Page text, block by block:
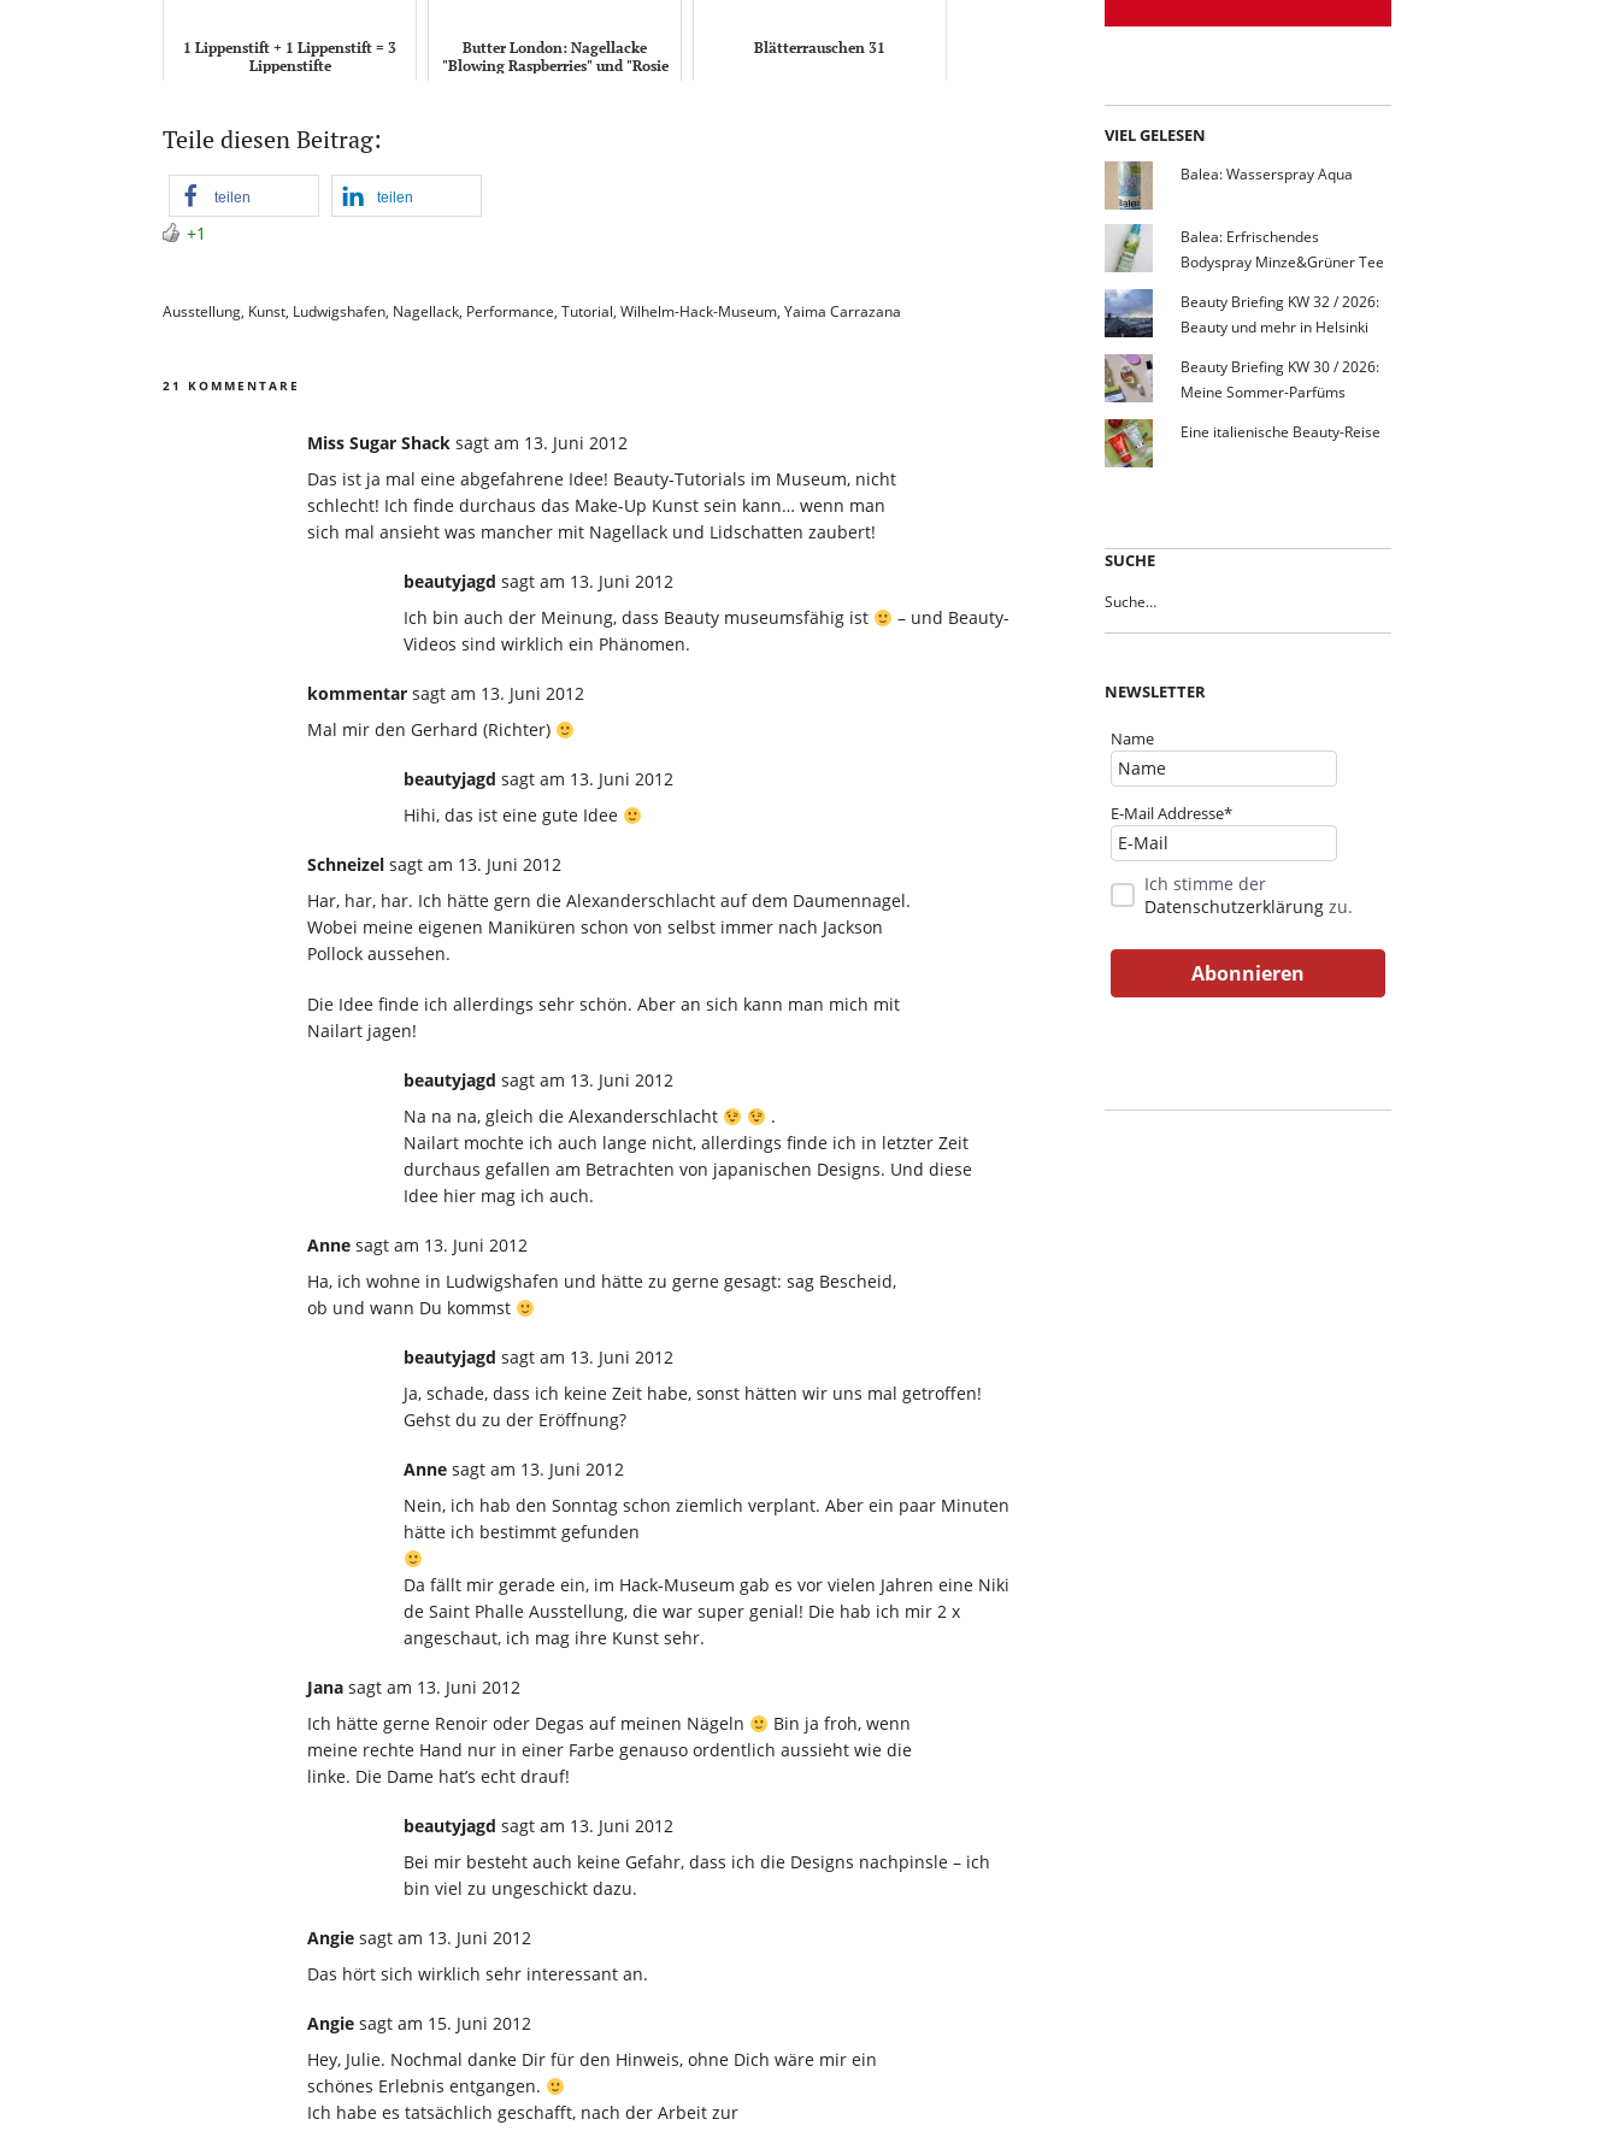
1 Lippenstift + 1 Lippenstift = 3
Lippenstifte
Butter London: Nagellacke
"Blowing Raspberries" und "Rosie
Blätterrauschen 31
Teile diesen Beitrag:
teilen teilen
+1
Ausstellung, Kunst, Ludwigshafen, Nagellack, Performance, Tutorial, Wilhelm-Hack-Museum, Yaima Carrazana
21 KOMMENTARE
Miss Sugar Shack sagt am 13. Juni 2012
Das ist ja mal eine abgefahrene Idee! Beauty-Tutorials im Museum, nicht
schlecht! Ich finde durchaus das Make-Up Kunst sein kann… wenn man
sich mal ansieht was mancher mit Nagellack und Lidschatten zaubert!
beautyjagd sagt am 13. Juni 2012
Ich bin auch der Meinung, dass Beauty museumsfähig ist
– und Beauty-
Videos sind wirklich ein Phänomen.
kommentar sagt am 13. Juni 2012
Mal mir den Gerhard (Richter)
beautyjagd sagt am 13. Juni 2012
Hihi, das ist eine gute Idee
Schneizel sagt am 13. Juni 2012
Har, har, har. Ich hätte gern die Alexanderschlacht auf dem Daumennagel.
Wobei meine eigenen Maniküren schon von selbst immer nach Jackson
Pollock aussehen.
Die Idee finde ich allerdings sehr schön. Aber an sich kann man mich mit
Nailart jagen!
beautyjagd sagt am 13. Juni 2012
Na na na, gleich die Alexanderschlacht
.
Nailart mochte ich auch lange nicht, allerdings finde ich in letzter Zeit
durchaus gefallen am Betrachten von japanischen Designs. Und diese
Idee hier mag ich auch.
Anne sagt am 13. Juni 2012
Ha, ich wohne in Ludwigshafen und hätte zu gerne gesagt: sag Bescheid,
ob und wann Du kommst
beautyjagd sagt am 13. Juni 2012
Ja, schade, dass ich keine Zeit habe, sonst hätten wir uns mal getroffen!
Gehst du zu der Eröffnung?
Anne sagt am 13. Juni 2012
Nein, ich hab den Sonntag schon ziemlich verplant. Aber ein paar Minuten
hätte ich bestimmt gefunden
Da fällt mir gerade ein, im Hack-Museum gab es vor vielen Jahren eine Niki
de Saint Phalle Ausstellung, die war super genial! Die hab ich mir 2 x
angeschaut, ich mag ihre Kunst sehr.
Jana sagt am 13. Juni 2012
Ich hätte gerne Renoir oder Degas auf meinen Nägeln
Bin ja froh, wenn
meine rechte Hand nur in einer Farbe genauso ordentlich aussieht wie die
linke. Die Dame hat’s echt drauf!
beautyjagd sagt am 13. Juni 2012
Bei mir besteht auch keine Gefahr, dass ich die Designs nachpinsle – ich
bin viel zu ungeschickt dazu.
Angie sagt am 13. Juni 2012
Das hört sich wirklich sehr interessant an.
Angie sagt am 15. Juni 2012
Hey, Julie. Nochmal danke Dir für den Hinweis, ohne Dich wäre mir ein
schönes Erlebnis entgangen.
Ich habe es tatsächlich geschafft, nach der Arbeit zur
VIEL GELESEN
Balea: Wasserspray Aqua
Balea: Erfrischendes
Bodyspray Minze&Grüner Tee
Beauty Briefing KW 32 / 2026:
Beauty und mehr in Helsinki
Beauty Briefing KW 30 / 2026:
Meine Sommer-Parfüms
Eine italienische Beauty-Reise
SUCHE
NEWSLETTER
Name
E-Mail Addresse*
Ich stimme der
Datenschutzerklärung zu.